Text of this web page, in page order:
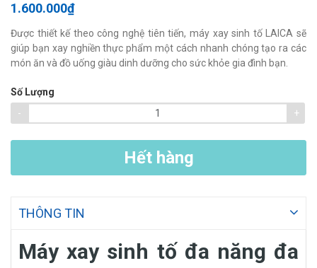
1.600.000₫
Được thiết kế theo công nghệ tiên tiến, máy xay sinh tố LAICA sẽ
giúp bạn xay nghiền thực phẩm một cách nhanh chóng tạo ra các
món ăn và đồ uống giàu dinh dưỡng cho sức khỏe gia đình bạn.
Số Lượng
-
+
Hết hàng
THÔNG TIN
Máy xay sinh tố đa năng đa